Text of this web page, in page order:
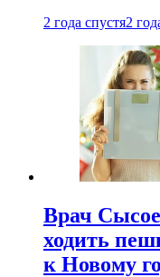
2 года спустя2
Врач
ходить
к Новому